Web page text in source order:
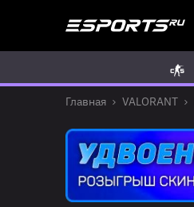
Главная VALORANT